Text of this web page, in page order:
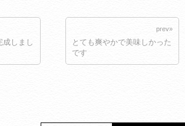
成しまし
prev»
とても爽やかで美味しかった
です